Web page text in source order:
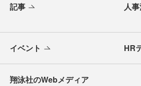
記事 人
イベント HR
翔泳社のWebメディア